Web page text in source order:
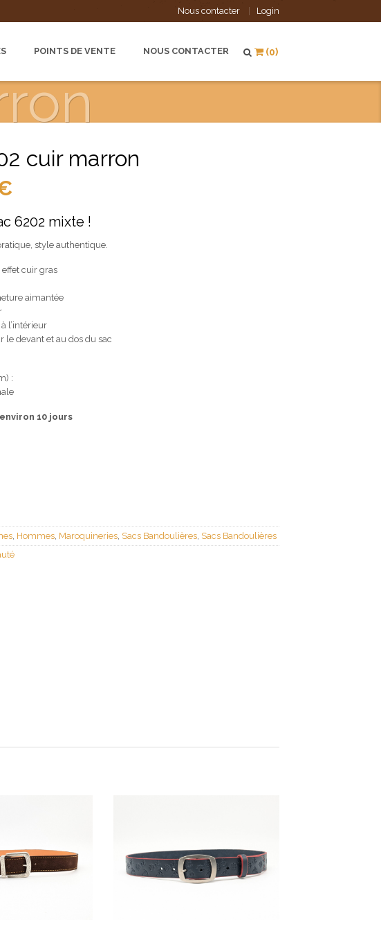
Nous contacter Login
POINTS DE VENTE NOUS CONTACTER (0)
cuir marron
6202 mixte !
style authentique.
cuir gras
aimantée
l’intérieur
le devant et au dos du sac
:
environ 10 jours
, Hommes, Maroquineries, Sacs Bandoulières, Sacs Bandoulières